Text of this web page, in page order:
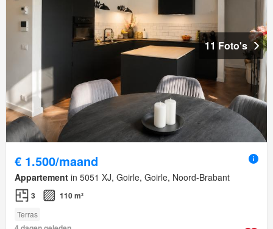
11 Foto's
€ 1.500/maand
Appartement in 5051 XJ, Goirle, Goirle, Noord-Brabant
3 110 m²
Terras